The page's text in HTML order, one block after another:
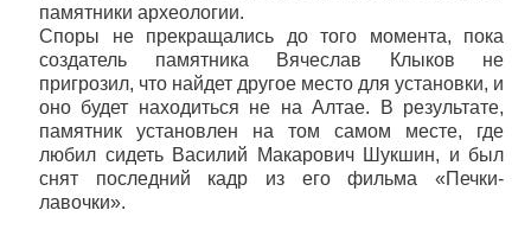
памятники археологии.
Споры не прекращались до того момента, пока
создатель памятника Вячеслав Клыков не
пригрозил, что найдет другое место для установки, и
оно будет находиться не на Алтае. В результате,
памятник установлен на том самом месте, где
любил сидеть Василий Макарович Шукшин, и был
снят последний кадр из его фильма «Печки-
лавочки».